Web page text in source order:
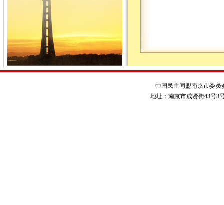
中国民主同盟南京市委员
地址：南京市成贤街43号3